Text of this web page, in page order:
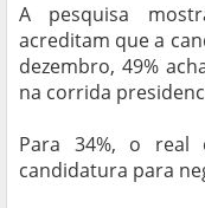
A pesquisa
acreditam que a
dezembro, 49%
na corrida
Para 34%, o real
candidatura para